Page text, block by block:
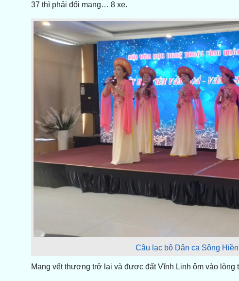
37 thì phải đổi mạng… 8 xe.
Câu lạc bộ Dân ca Sông
Mang vết thương trở lại và được đất Vĩnh Linh ôm vào lòng